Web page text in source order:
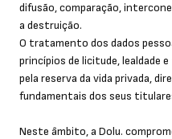
difusão, comparação,
a destruição.
O tratamento dos dados
princípios de licitude, lealdade
pela reserva da vida privada,
fundamentais dos seus
Neste âmbito, a Dolu.